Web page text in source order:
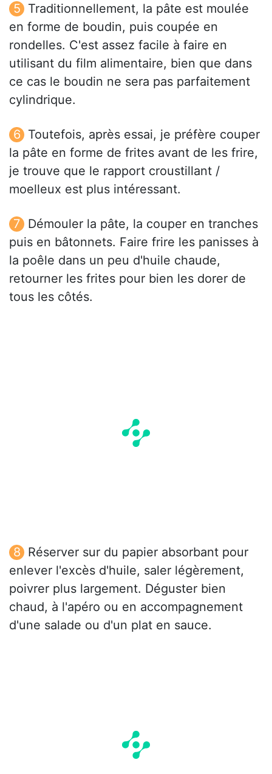
Traditionnellement, la pâte est moulée
en forme de boudin, puis coupée en
rondelles. C'est assez facile à faire en
utilisant du film alimentaire, bien que dans
ce cas le boudin ne sera pas parfaitement
cylindrique.
Toutefois, après essai, je préfère couper
la pâte en forme de frites avant de les frire,
je trouve que le rapport croustillant /
moelleux est plus intéressant.
Démouler la pâte, la couper en tranches
puis en bâtonnets. Faire frire les panisses à
la poêle dans un peu d'huile chaude,
retourner les frites pour bien les dorer de
tous les côtés.
Réserver sur du papier absorbant pour
enlever l'excès d'huile, saler légèrement,
poivrer plus largement. Déguster bien
chaud, à l'apéro ou en accompagnement
d'une salade ou d'un plat en sauce.